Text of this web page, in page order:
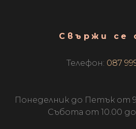
Свържи се
Телефон: 087
Понеделник до Петък от
Събота от 10.00 до